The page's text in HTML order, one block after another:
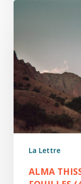
fouilles
(4/7)
La Lettre
ALMA